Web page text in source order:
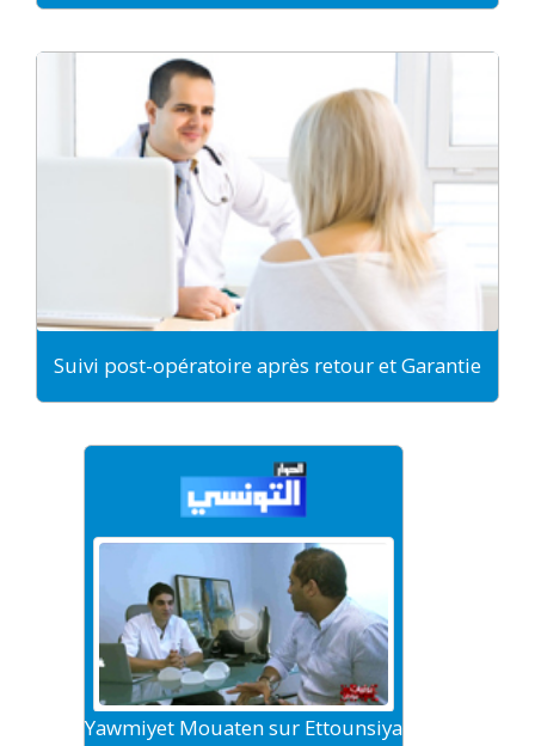
Suivi post-opératoire après retour et Garantie
Yawmiyet Mouaten sur Ettounsiya